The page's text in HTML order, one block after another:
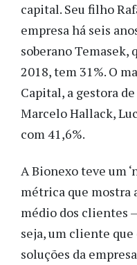
capital. Seu filho
empresa há seis
soberano
2018, tem 31%. O
Capital, a gestora
Marcelo Hallack,
com 41,6%.
A Bionexo teve um
métrica que mostra
médio dos clientes
seja, um cliente
soluções da